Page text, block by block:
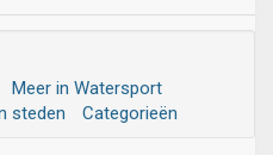
Meer in Watersport
steden Categorieën